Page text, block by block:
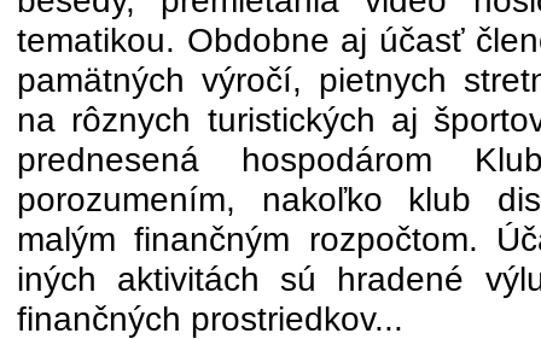
tematikou. Obdobne aj účasť
pamätných výročí, pietnych
na rôznych turistických aj
prednesená hospodárom
porozumením, nakoľko klub
malým finančným rozpočtom.
iných aktivitách sú hradené
finančných prostriedkov...